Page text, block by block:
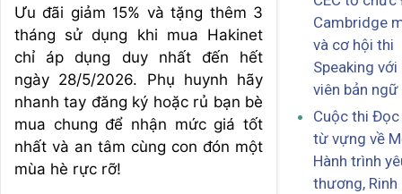
Ưu đãi giảm 15% và tặng thêm 3
tháng sử dụng khi mua Hakinet
chỉ áp dụng duy nhất đến hết
ngày 28/5/2026. Phụ huynh hãy
nhanh tay đăng ký hoặc rủ bạn bè
mua chung để nhận mức giá tốt
nhất và an tâm cùng con đón một
mùa hè rực rỡ!
Cambridge
và cơ hội thi
Speaking với
viên bản ngữ
Cuộc thi
từ vựng về
Hành trình
thương, Rinh